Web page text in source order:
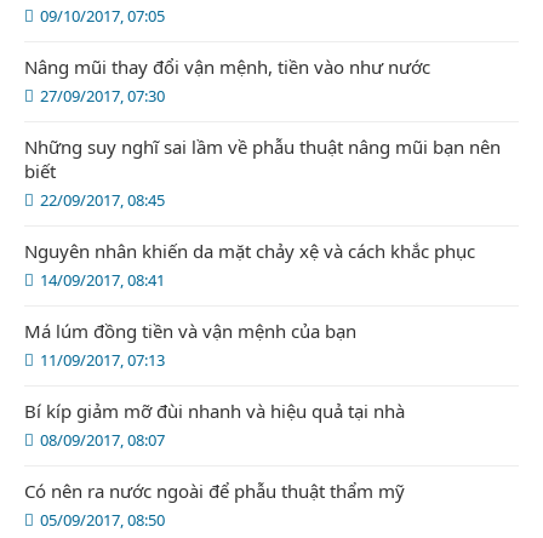
09/10/2017, 07:05
27/09/2017, 07:30
Nâng mũi thay đổi vận mệnh, tiền vào như nước
22/09/2017, 08:45
Những suy nghĩ sai lầm về phẫu thuật nâng mũi bạn nên
biết
14/09/2017, 08:41
Nguyên nhân khiến da mặt chảy xệ và cách khắc phục
11/09/2017, 07:13
Má lúm đồng tiền và vận mệnh của bạn
08/09/2017, 08:07
Bí kíp giảm mỡ đùi nhanh và hiệu quả tại nhà
05/09/2017, 08:50
Có nên ra nước ngoài để phẫu thuật thẩm mỹ